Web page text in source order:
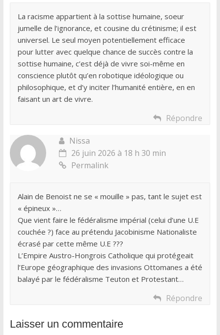
La racisme appartient à la sottise humaine, soeur
jumelle de l’ignorance, et cousine du crétinisme; il est
universel. Le seul moyen potentiellement efficace
pour lutter avec quelque chance de succès contre la
sottise humaine, c’est déjà de vivre soi-même en
conscience plutôt qu’en robotique idéologique ou
philosophique, et d’y inciter l’humanité entière, en en
faisant un art de vivre.
Répondre
Nissa
26 juin 2026 à 18 h 30 min
Permalink
Alain de Benoist ne se « mouille » pas, tant le sujet est
« épineux »…
Que vient faire le fédéralisme impérial (celui d’une U.E
couchée ?) face au prétendu Jacobinisme Nationaliste
écrasé par cette même U.E ???
L’Empire Austro-Hongrois Catholique qui protégeait
l’Europe géographique des invasions Ottomanes a été
balayé par le fédéralisme Teuton et Protestant…
Répondre
Laisser un commentaire